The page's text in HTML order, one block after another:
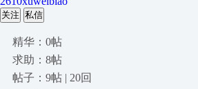
关注 私信
精华：0帖
求助：8帖
帖子：9帖 | 20回